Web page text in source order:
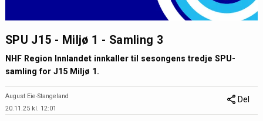
SPU J15 - Miljø 1 - Samling 3
NHF Region Innlandet innkaller til sesongens tredje SPU-
samling for J15 Miljø 1.
August Eie-Stangeland
20.11.25 kl. 12:01
Del